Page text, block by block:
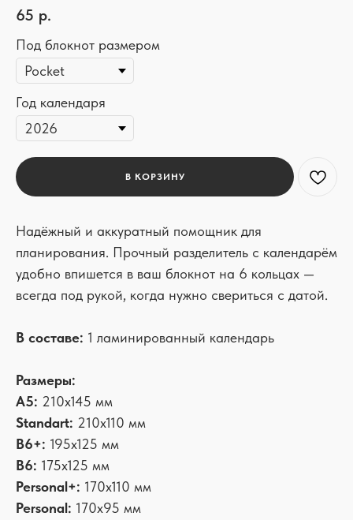
65 р.
Под блокнот размером
Год календаря
В КОРЗИНУ
Надёжный и аккуратный помощник для
планирования. Прочный разделитель с календарём
удобно впишется в ваш блокнот на 6 кольцах —
всегда под рукой, когда нужно свериться с датой.
В составе: 1 ламинированный календарь
Размеры:
А5: 210х145 мм
Standart: 210х110 мм
В6+: 195х125 мм
В6: 175х125 мм
Personal+: 170х110 мм
Personal: 170х95 мм